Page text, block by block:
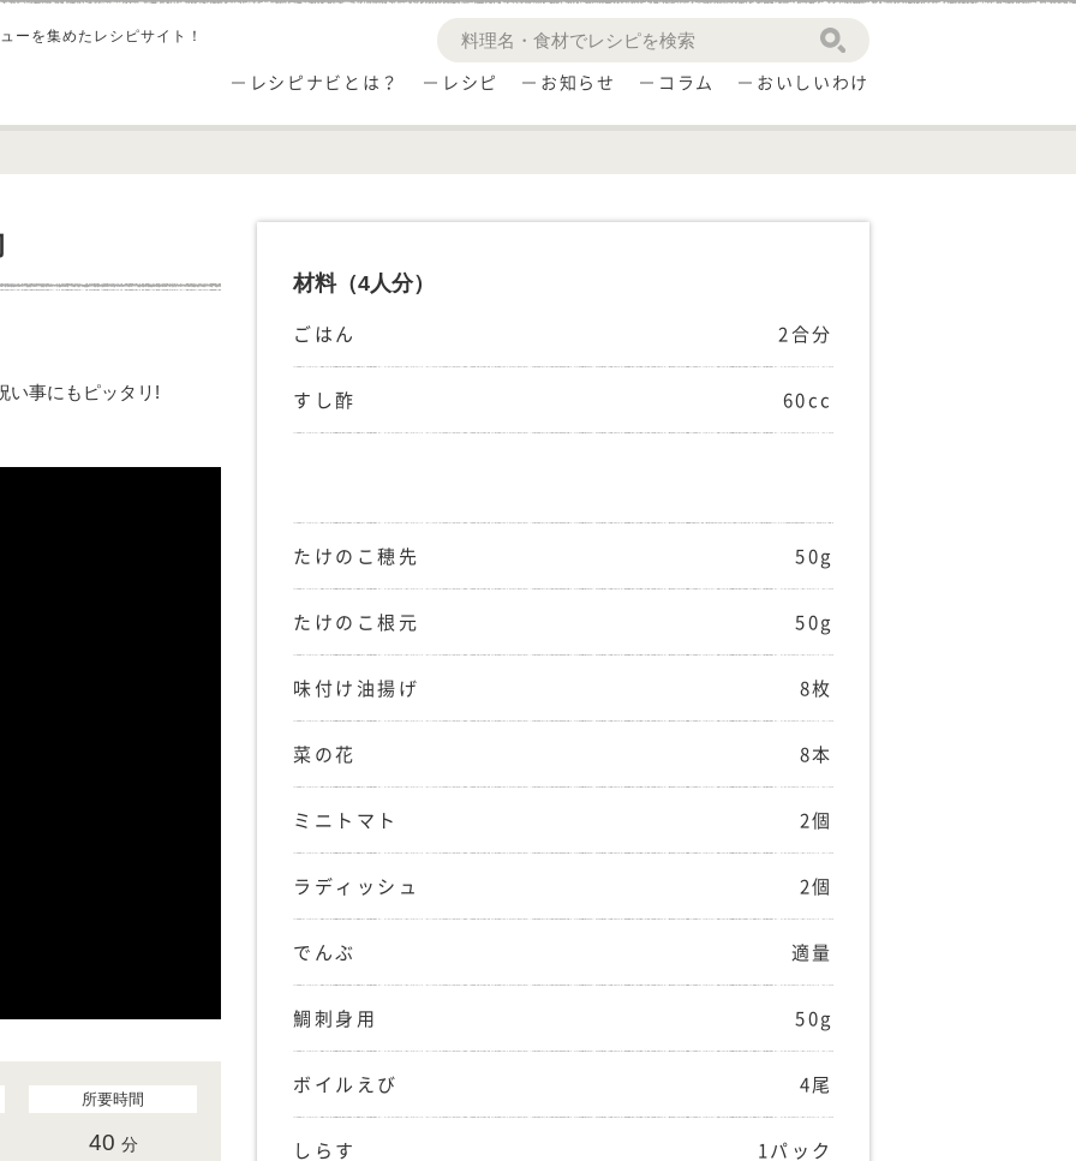
ーを集めたレシピサイト！
レシピナビとは？ レシピ お知らせ コラム おいしいわけ
い事にもピッタリ!
所要時間
40 分
材料（4人分）
ごはん 2合分
すし酢 60cc
たけのこ穂先 50g
たけのこ根元 50g
味付け油揚げ 8枚
菜の花 8本
ミニトマト 2個
ラディッシュ 2個
でんぶ 適量
鯛刺身用 50g
ボイルえび 4尾
しらす 1パック